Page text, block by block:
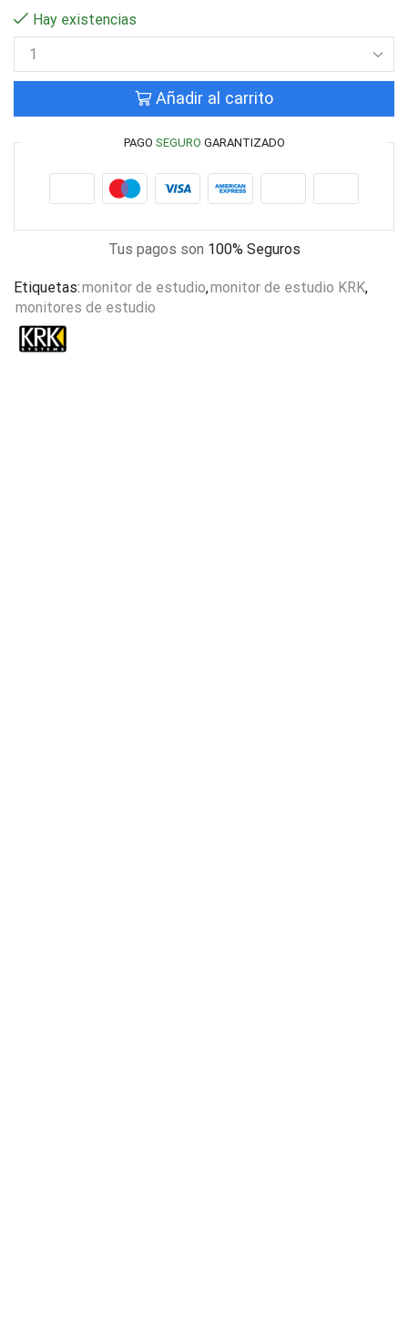
Hay existencias
Añadir al carrito
PAGO SEGURO GARANTIZADO
Tus pagos son 100% Seguros
Etiquetas:monitor de estudio,monitor de estudio KRK,
monitores de estudio